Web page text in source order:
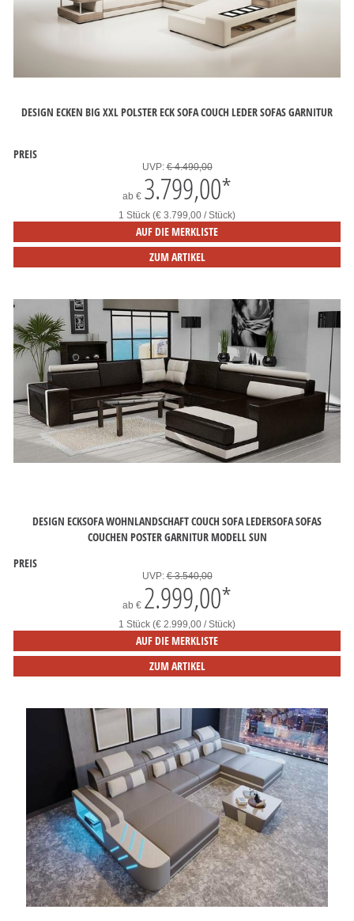
DESIGN ECKEN BIG XXL POLSTER ECK SOFA COUCH LEDER SOFAS GARNITUR
PREIS
UVP:€ 4.490,00
ab € 3.799,00*
1 Stück (€ 3.799,00 / Stück)
AUF DIE MERKLISTE
ZUM ARTIKEL
DESIGN ECKSOFA WOHNLANDSCHAFT COUCH SOFA LEDERSOFA SOFAS
COUCHEN POSTER GARNITUR MODELL SUN
PREIS
UVP:€ 3.540,00
ab € 2.999,00*
1 Stück (€ 2.999,00 / Stück)
AUF DIE MERKLISTE
ZUM ARTIKEL